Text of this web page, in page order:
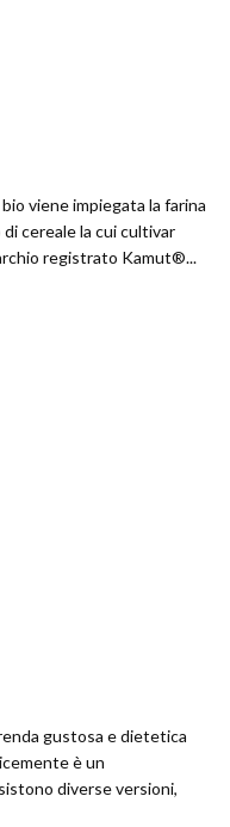
viene impiegata la farina
cereale la cui cultivar
registrato Kamut®...
gustosa e dietetica
è un
diverse versioni,